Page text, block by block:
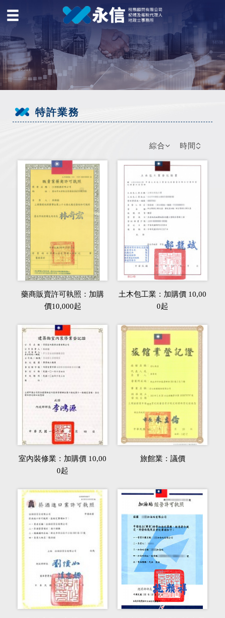
特許業務
綜合 時間
藥商販賣許可執照：加購
價10,000起
土木包工業：加購價 10,00
0起
室內裝修業：加購價 10,00
0起
旅館業：議價